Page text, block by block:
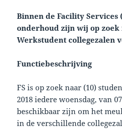
Binnen de Facility Services
onderhoud zijn wij op zoek
Werkstudent collegezalen
Functiebeschrijving
FS is op zoek naar (10)
2018 iedere woensdag, van
beschikbaar zijn om het
in de verschillende